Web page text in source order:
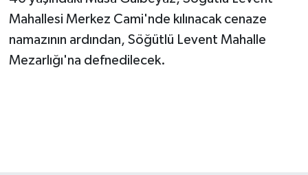
Mahallesi Merkez Cami'nde kılınacak cenaze
namazının ardından, Söğütlü Levent Mahalle
Mezarlığı'na defnedilecek.